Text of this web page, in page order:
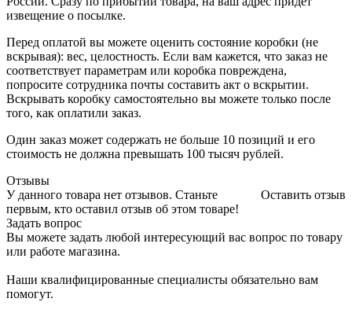
извещение о посылке.
Перед оплатой вы можете оценить состояние коробки (не
вскрывая): вес, целостность. Если вам кажется, что заказ не
соответствует параметрам или коробка повреждена,
попросите сотрудника почты составить акт о вскрытии.
Вскрывать коробку самостоятельно вы можете только после
того, как оплатили заказ.
Один заказ может содержать не больше 10 позиций и его
стоимость не должна превышать 100 тысяч рублей.
Отзывы
Оставить отзыв
У данного товара нет отзывов. Станьте
первым, кто оставил отзыв об этом товаре!
Задать вопрос
Вы можете задать любой интересующий вас вопрос по товару
или работе магазина.
Наши квалифицированные специалисты обязательно вам
помогут.